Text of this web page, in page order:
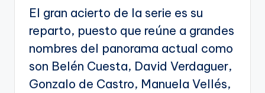
El gran acierto de la serie es su
reparto, puesto que reúne a grandes
nombres del panorama actual como
son Belén Cuesta, David Verdaguer,
Gonzalo de Castro, Manuela Vellés,